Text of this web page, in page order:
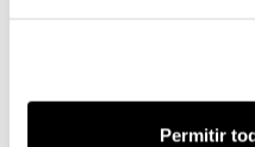
Permitir
varias cocciones
invitados en casa.